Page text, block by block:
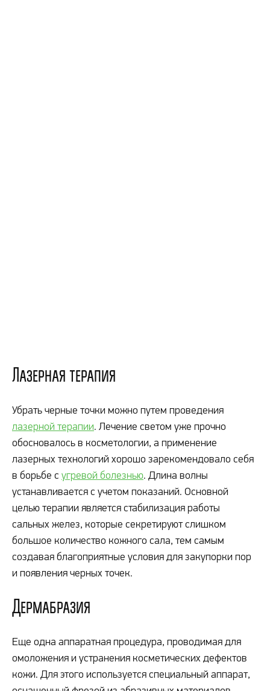
Лазерная терапия
Убрать черные точки можно путем проведения
лазерной терапии. Лечение светом уже прочно
обосновалось в косметологии, а применение
лазерных технологий хорошо зарекомендовало себя
в борьбе с угревой болезнью. Длина волны
устанавливается с учетом показаний. Основной
целью терапии является стабилизация работы
сальных желез, которые секретируют слишком
большое количество кожного сала, тем самым
создавая благоприятные условия для закупорки пор
и появления черных точек.
Дермабразия
Еще одна аппаратная процедура, проводимая для
омоложения и устранения косметических дефектов
кожи. Для этого используется специальный аппарат,